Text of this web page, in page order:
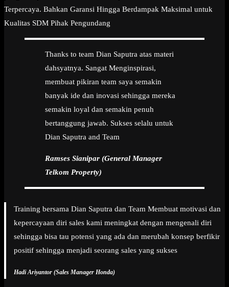
Terpercaya. Bahkan Garansi Hingga Berdampak Maksimal untuk
Kualitas SDM Pihak Pengundang
Thanks to team Dian Saputra atas materi
dahsyatnya. Sangat Menginspirasi,
membuat pikiran team saya semakin
banyak ide dan inovasi sehingga mereka
semakin loyal dan semakin penuh
bertanggung jawab. Sukses selalu untuk
Dian Saputra and Team
Ramses Sianipar (General Manager
Telkom Property)
Training bersama Dian Saputra dan Team Membuat motivasi dan
kepercayaan diri sales kami meningkat dengan mengenali diri
sehingga bisa tau potensi yang ada dan merubah konsep berfikir
positif sehingga menjadi seorang sales yang sukses
Hadi Ariyantor (Sales Manager Honda)